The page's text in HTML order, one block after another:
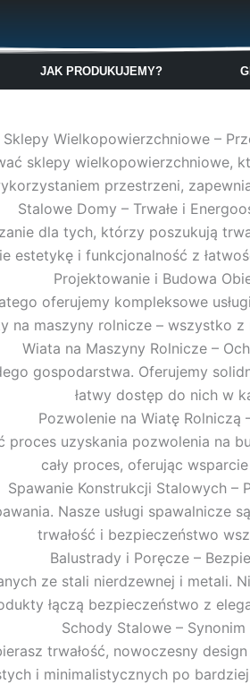
JAK PRODUKUJEMY?
Sklepy Wielkopowierzchniowe –
sklepy wielkopowierzchniowe,
przestrzeni,
Stalowe Domy – Trwałe i
dla tych, którzy poszukują
estetykę i funkcjonalność z
Projektowanie i Budowa
oferujemy kompleksowe
na maszyny rolnicze – wszystko
Wiata na Maszyny Rolnicze –
gospodarstwa. Oferujemy
łatwy dostęp do nich w
Pozwolenie na Wiatę Rolniczą
uzyskania pozwolenia na
cały proces, oferując
Spawanie Konstrukcji Stalowych –
Nasze usługi spawalnicze
trwałość i bezpieczeństwo
Balustrady i Poręcze –
ze stali nierdzewnej i metali.
łączą bezpieczeństwo z
Schody Stalowe –
trwałość, nowoczesny
i minimalistycznych po